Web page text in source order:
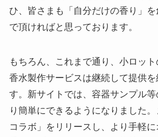
ひ、皆さまも「自分だけの香り」
で頂ければと思っております。
もちろん、これまで通り、小ロッ
香水製作サービスは継続して提供を
す。新サイトでは、容器サンプル等
り簡単にできるようになりました
コラボ」をリリースし、より手軽